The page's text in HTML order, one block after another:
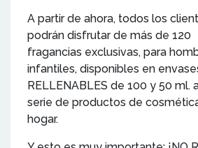
A partir de ahora, todos los
podrán disfrutar de más de 120
fragancias exclusivas, para
infantiles, disponibles en
RELLENABLES de 100 y 50 ml.
serie de productos de
hogar.